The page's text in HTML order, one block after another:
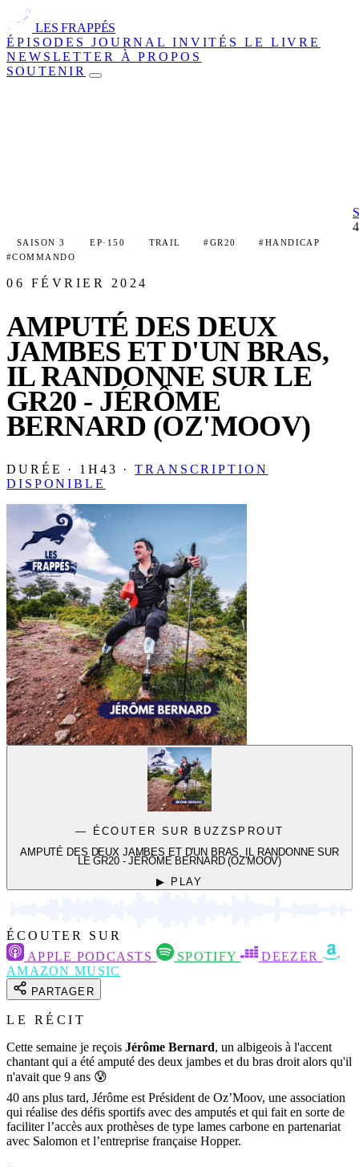
LES FRAPPÉS
ÉPISODES JOURNAL INVITÉSLE LIVRE
NEWSLETTER À PROPOS
SOUTENIR
SAISON 3 EP·150 TRAIL #GR20
#HANDICAP
#COMMANDO
06 FÉVRIER 2024
AMPUTÉ DES DEUX
JAMBES ET D'UN BRAS,
IL RANDONNE SUR LE
GR20 - JÉRÔME
BERNARD (OZ'MOOV)
DURÉE · 1H43 ·TRANSCRIPTION
DISPONIBLE
— ÉCOUTER SUR BUZZSPROUT
AMPUTÉ DES DEUX JAMBES ET D'UN BRAS, IL RANDONNE SUR
LE GR20 - JÉRÔME BERNARD (OZ'MOOV)
▶ PLAY
ÉCOUTER SUR
APPLE PODCASTS
SPOTIFY
DEEZER
AMAZON MUSIC
PARTAGER
LE RÉCIT
Cette semaine je reçois Jérôme Bernard, un albigeois à l'accent
chantant qui a été amputé des deux jambes et du bras droit alors qu'il
n'avait que 9 ans 😰
40 ans plus tard, Jérôme est Président de Oz’Moov, une association
qui réalise des défis sportifs avec des amputés et qui fait en sorte de
faciliter l’accès aux prothèses de type lames carbone en partenariat
avec Salomon et l’entreprise française Hopper.